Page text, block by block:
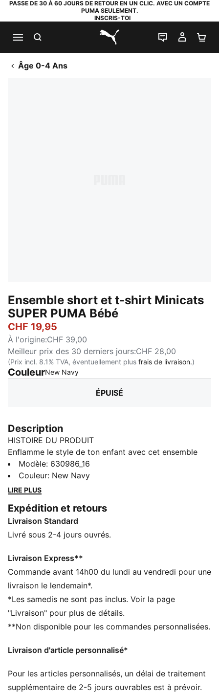
PASSE DE 30 À 60 JOURS DE RETOUR EN UN CLIC. AVEC UN COMPTE
PUMA SEULEMENT.
INSCRIS-TOI
PUMA.com
LIVE CHAT
MON
Âge 0-4 Ans
Ensemble short et t-shirt Minicats
SUPER PUMA Bébé
CHF 19,95
À l'origine:CHF 39,00
Meilleur prix des 30 derniers jours:CHF 28,00
(Prix incl. 8.1% TVA, éventuellement plus frais de livraison.)
CouleurNew Navy:
ÉPUISÉ
Description
HISTOIRE DU PRODUIT
Enflamme le style de ton enfant avec cet ensemble
saisissant. Doté d'un motif Super PUMA imprimé en
relief sur le haut et d'un logo PUMA Cat sur le short,
cet ensemble apporte une énergie ludique et un
au cordon de serrage interne.
CARACTÉRISTIQUES + AVANTAGES
Confectionné avec un minimum de 20 % de coton
DÉTAILS
Coupe régulière
Jersey simple
Manches courtes
Poche latérale
PUMA Bébé : recommandé pour les enfants âgés de
Modèle: 630986_16
Couleur: New Navy
LIRE PLUS
Expédition et retours
Livraison Standard
Livré sous 2-4 jours ouvrés.
Livraison Express**
Commande avant 14h00 du lundi au vendredi pour une
livraison le lendemain*.
*Les samedis ne sont pas inclus. Voir la page
"Livraison" pour plus de détails.
**Non disponible pour les commandes personnalisées.
Livraison d'article personnalisé*
Pour les articles personnalisés, un délai de traitement
supplémentaire de 2-5 jours ouvrables est à prévoir.